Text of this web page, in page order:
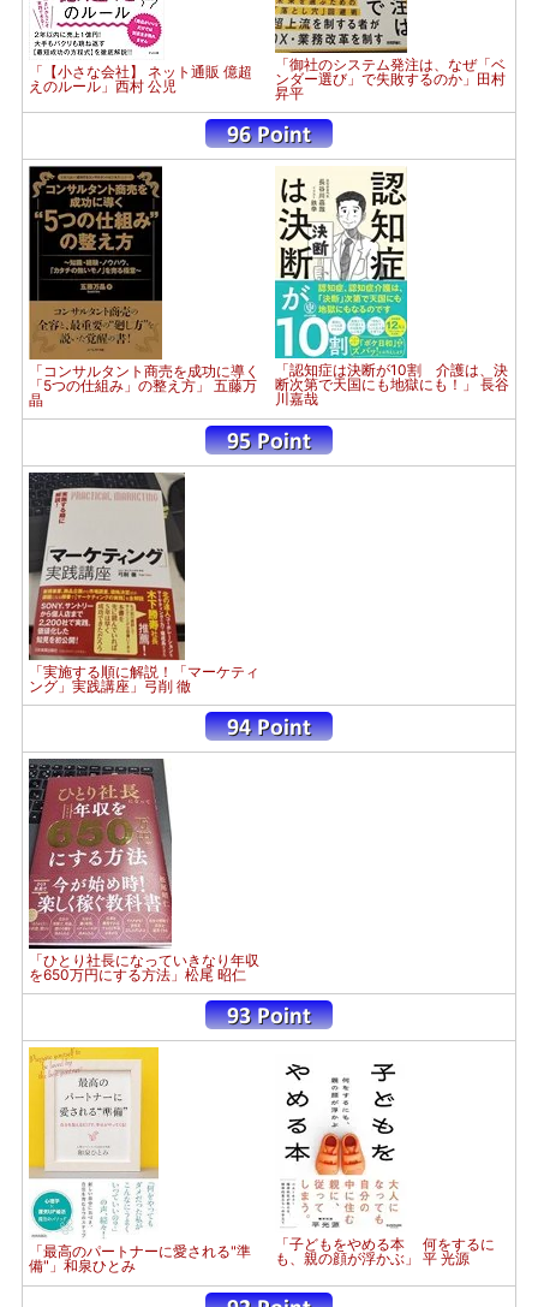
「【小さな会社】 ネット通販 億超
えのルール」西村 公児
「御社のシステム発注は、なぜ「ベ
ンダー選び」で失敗するのか」田村
昇平
「コンサルタント商売を成功に導く
「5つの仕組み」の整え方」 五藤万
晶
「認知症は決断が10割 介護は、決
断次第で天国にも地獄にも！」 長谷
川嘉哉
「実施する順に解説！「マーケティ
ング」実践講座」弓削 徹
「ひとり社長になっていきなり年収
を650万円にする方法」松尾 昭仁
「最高のパートナーに愛される"準
備"」和泉ひとみ
「子どもをやめる本 何をするに
も、親の顔が浮かぶ」 平 光源